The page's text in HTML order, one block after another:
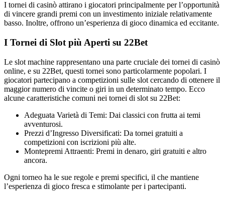
I tornei di casinò attirano i giocatori principalmente per l’opportunità
di vincere grandi premi con un investimento iniziale relativamente
basso. Inoltre, offrono un’esperienza di gioco dinamica ed eccitante.
I Tornei di Slot più Aperti su 22Bet
Le slot machine rappresentano una parte cruciale dei tornei di casinò
online, e su 22Bet, questi tornei sono particolarmente popolari. I
giocatori partecipano a competizioni sulle slot cercando di ottenere il
maggior numero di vincite o giri in un determinato tempo. Ecco
alcune caratteristiche comuni nei tornei di slot su 22Bet:
Adeguata Varietà di Temi: Dai classici con frutta ai temi
avventurosi.
Prezzi d’Ingresso Diversificati: Da tornei gratuiti a
competizioni con iscrizioni più alte.
Montepremi Attraenti: Premi in denaro, giri gratuiti e altro
ancora.
Ogni torneo ha le sue regole e premi specifici, il che mantiene
l’esperienza di gioco fresca e stimolante per i partecipanti.